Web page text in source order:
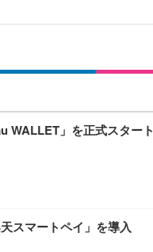
WALLET」を正式スタート
スマートペイ」を導入